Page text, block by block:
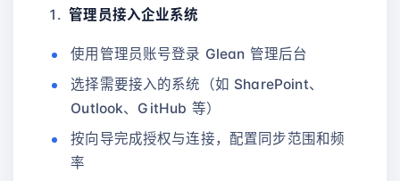
管理员接入企业系统
使用管理员账号登录 Glean 管理后台
选择需要接入的系统（如 SharePoint、
Outlook、GitHub 等）
按向导完成授权与连接，配置同步范围和频
率